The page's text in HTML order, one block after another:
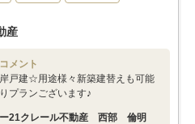
産
メント
戸建☆用途様々新築建替えも可能
プランございます♪
21クレール不動産 西部 倫明